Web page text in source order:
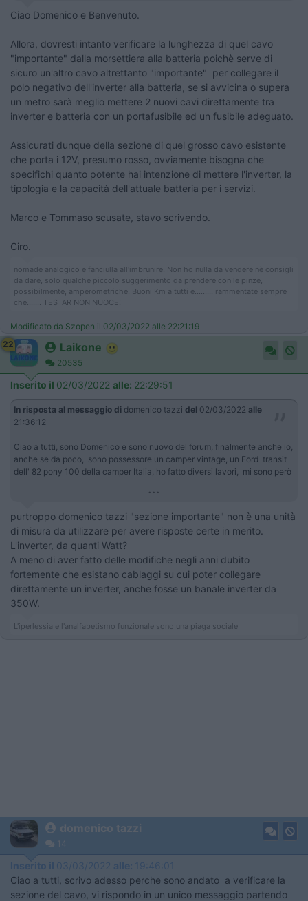
Ciao Domenico e Benvenuto.
Allora, dovresti intanto verificare la lunghezza di quel cavo
"importante" dalla morsettiera alla batteria poichè serve di
sicuro un'altro cavo altrettanto "importante" per collegare il
polo negativo dell'inverter alla batteria, se si avvicina o supera
un metro sarà meglio mettere 2 nuovi cavi direttamente tra
inverter e batteria con un portafusibile ed un fusibile adeguato.
Assicurati dunque della sezione di quel grosso cavo esistente
che porta i 12V, presumo rosso, ovviamente bisogna che
specifichi quanto potente hai intenzione di mettere l'inverter, la
tipologia e la capacità dell'attuale batteria per i servizi.
Marco e Tommaso scusate, stavo scrivendo.
Ciro.
nomade analogico e fanciulla all'imbrunire. Non ho nulla da vendere nè consigli
da dare, solo qualche piccolo suggerimento da prendere con le pinze,
possibilmente, amperometriche. Buoni Km a tutti e......... rammentate sempre
che....... TESTAR NON NUOCE!
Modificato da Szopen il 02/03/2022 alle 22:21:19
22
Laikone
20535
Inserito il 02/03/2022 alle: 22:29:51
In risposta al messaggio di domenico tazzi del 02/03/2022 alle
21:36:12
Ciao a tutti, sono Domenico e sono nuovo del forum, finalmente anche io,
anche se da poco, sono possessore un camper vintage, un Ford transit
dell' 82 pony 100 della camper Italia, ho fatto diversi lavori, mi sono però
...
purtroppo domenico tazzi "sezione importante" non è una unità
di misura da utilizzare per avere risposte certe in merito.
L'inverter, da quanti Watt?
A meno di aver fatto delle modifiche negli anni dubito
fortemente che esistano cablaggi su cui poter collegare
direttamente un inverter, anche fosse un banale inverter da
350W.
L'iperlessia e l'analfabetismo funzionale sono una piaga sociale
domenico tazzi
14
Inserito il 03/03/2022 alle: 19:46:01
Ciao a tutti, scrivo adesso perche sono andato a verificare la
sezione del cavo, vi rispondo in un unico messaggio partendo